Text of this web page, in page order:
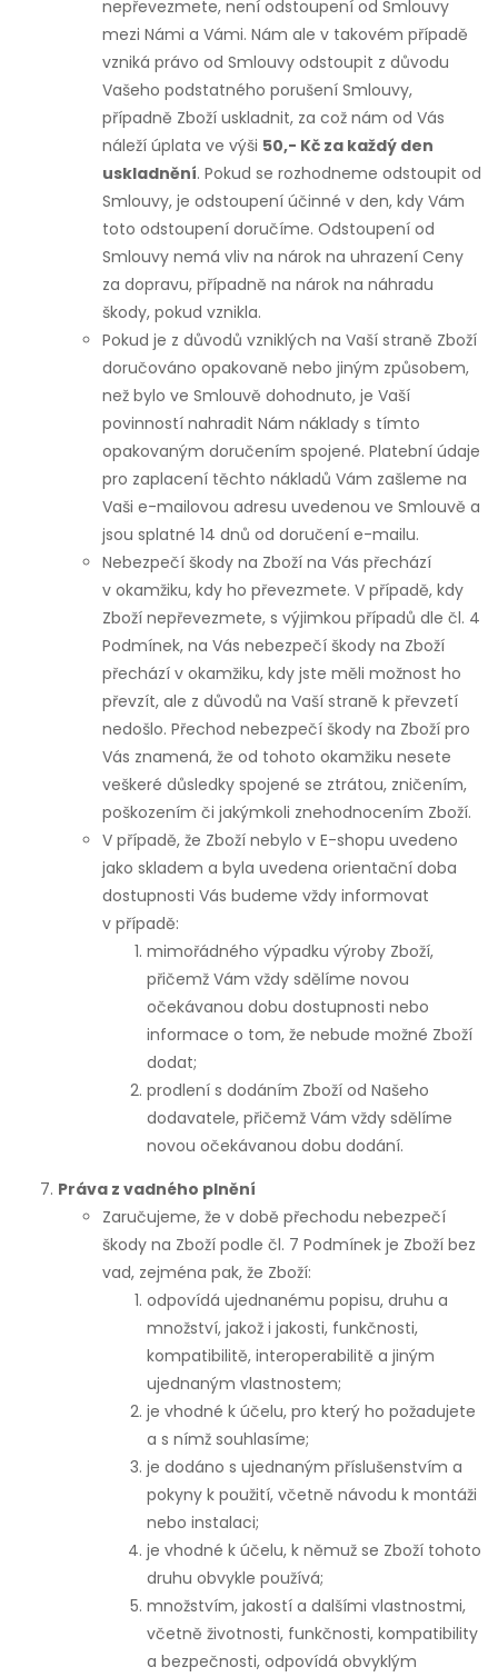
nepřevezmete, není odstoupení od Smlouvy
mezi Námi a Vámi. Nám ale v takovém případě
vzniká právo od Smlouvy odstoupit z důvodu
Vašeho podstatného porušení Smlouvy,
případně Zboží uskladnit, za což nám od Vás
náleží úplata ve výši 50,- Kč za každý den
uskladnění. Pokud se rozhodneme odstoupit od
Smlouvy, je odstoupení účinné v den, kdy Vám
toto odstoupení doručíme. Odstoupení od
Smlouvy nemá vliv na nárok na uhrazení Ceny
za dopravu, případně na nárok na náhradu
škody, pokud vznikla.
Pokud je z důvodů vzniklých na Vaší straně Zboží
doručováno opakovaně nebo jiným způsobem,
než bylo ve Smlouvě dohodnuto, je Vaší
povinností nahradit Nám náklady s tímto
opakovaným doručením spojené. Platební údaje
pro zaplacení těchto nákladů Vám zašleme na
Vaši e-mailovou adresu uvedenou ve Smlouvě a
jsou splatné 14 dnů od doručení e-mailu.
Nebezpečí škody na Zboží na Vás přechází
v okamžiku, kdy ho převezmete. V případě, kdy
Zboží nepřevezmete, s výjimkou případů dle čl. 4
Podmínek, na Vás nebezpečí škody na Zboží
přechází v okamžiku, kdy jste měli možnost ho
převzít, ale z důvodů na Vaší straně k převzetí
nedošlo. Přechod nebezpečí škody na Zboží pro
Vás znamená, že od tohoto okamžiku nesete
veškeré důsledky spojené se ztrátou, zničením,
poškozením či jakýmkoli znehodnocením Zboží.
V případě, že Zboží nebylo v E-shopu uvedeno
jako skladem a byla uvedena orientační doba
dostupnosti Vás budeme vždy informovat
v případě:
mimořádného výpadku výroby Zboží,
přičemž Vám vždy sdělíme novou
očekávanou dobu dostupnosti nebo
informace o tom, že nebude možné Zboží
dodat;
prodlení s dodáním Zboží od Našeho
dodavatele, přičemž Vám vždy sdělíme
novou očekávanou dobu dodání.
Práva z vadného plnění
Zaručujeme, že v době přechodu nebezpečí
škody na Zboží podle čl. 7 Podmínek je Zboží bez
vad, zejména pak, že Zboží:
odpovídá ujednanému popisu, druhu a
množství, jakož i jakosti, funkčnosti,
kompatibilitě, interoperabilitě a jiným
ujednaným vlastnostem;
je vhodné k účelu, pro který ho požadujete
a s nímž souhlasíme;
je dodáno s ujednaným příslušenstvím a
pokyny k použití, včetně návodu k montáži
nebo instalaci;
je vhodné k účelu, k němuž se Zboží tohoto
druhu obvykle používá;
množstvím, jakostí a dalšími vlastnostmi,
včetně životnosti, funkčnosti, kompatibility
a bezpečnosti, odpovídá obvyklým